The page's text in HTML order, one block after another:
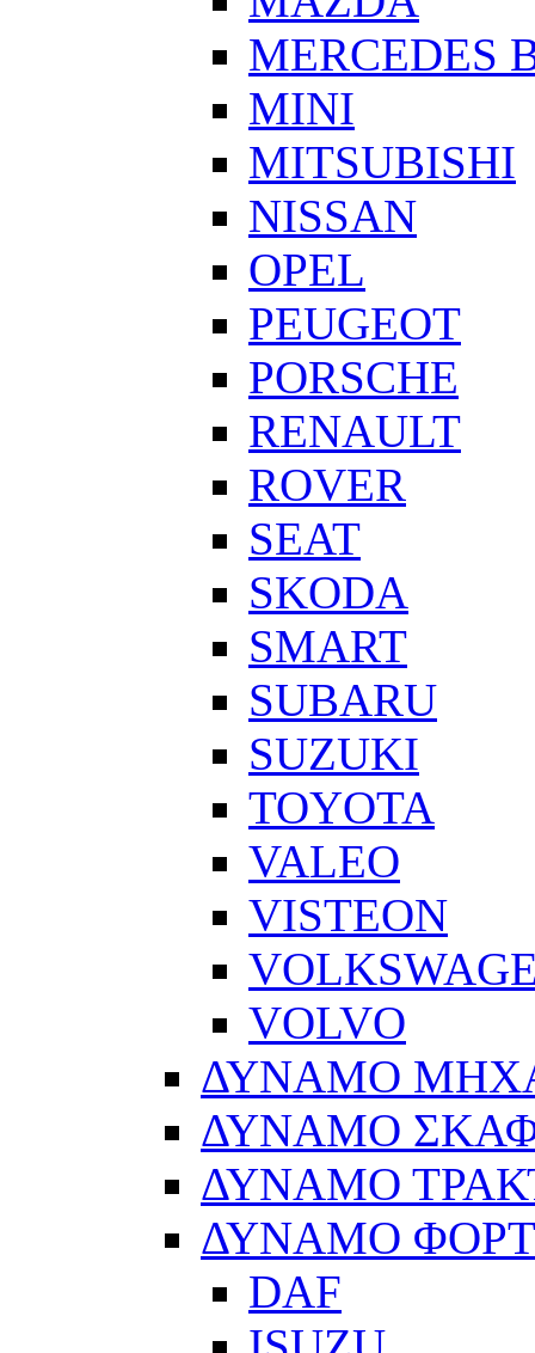
MERCEDES
MINI
MITSUBISHI
NISSAN
OPEL
PEUGEOT
PORSCHE
RENAULT
ROVER
SEAT
SKODA
SMART
SUBARU
SUZUKI
TOYOTA
VALEO
VISTEON
VOLVO
ΔΥΝΑΜΟ
ΔΥΝΑΜΟ
ΔΥΝΑΜΟ
ΔΥΝΑΜΟ
DAF